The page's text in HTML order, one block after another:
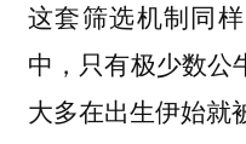
这套筛选机制同
中，只有极少数公
大多在出生伊始就